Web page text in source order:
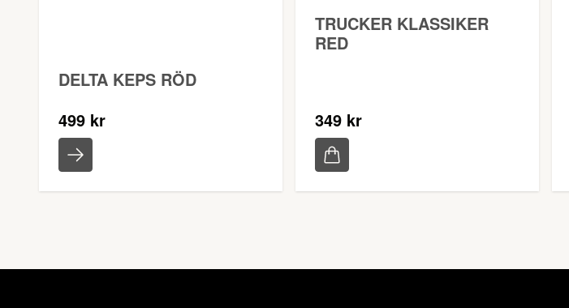
DELTA KEPS RÖD
499 kr
TRUCKER KLASSIKER
RED
349 kr